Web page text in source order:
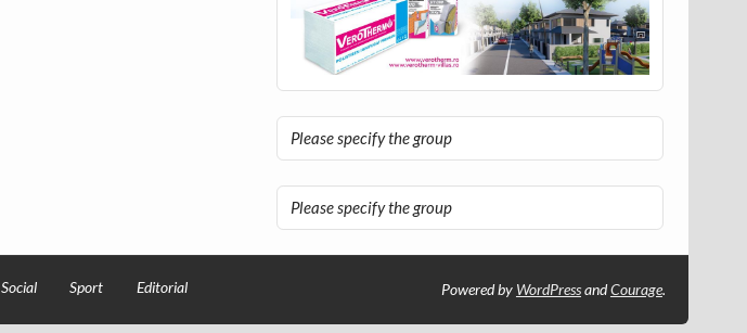
Please specify the group
Please specify the group
Social Sport Editorial Powered by WordPressandCourage.